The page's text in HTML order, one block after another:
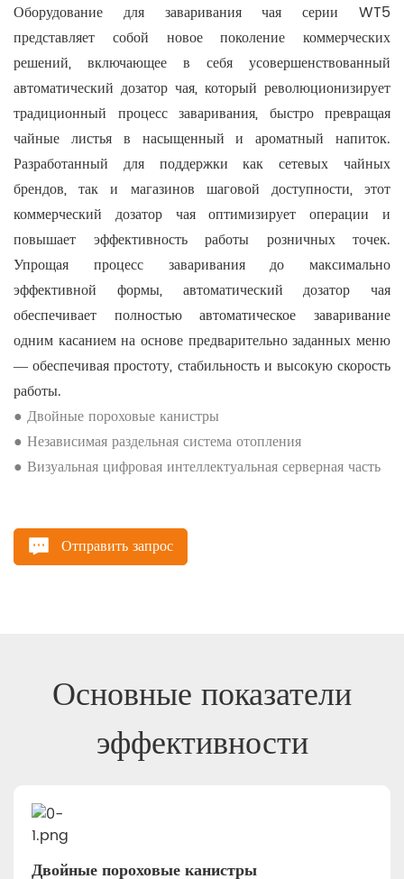
Оборудование для заваривания чая серии WT5
представляет собой новое поколение коммерческих
решений, включающее в себя усовершенствованный
автоматический дозатор чая, который революционизирует
традиционный процесс заваривания, быстро превращая
чайные листья в насыщенный и ароматный напиток.
Разработанный для поддержки как сетевых чайных
брендов, так и магазинов шаговой доступности, этот
коммерческий дозатор чая оптимизирует операции и
повышает эффективность работы розничных точек.
Упрощая процесс заваривания до максимально
эффективной формы, автоматический дозатор чая
обеспечивает полностью автоматическое заваривание
одним касанием на основе предварительно заданных меню
— обеспечивая простоту, стабильность и высокую скорость
работы.
● Двойные пороховые канистры
● Независимая раздельная система отопления
● Визуальная цифровая интеллектуальная серверная часть
Отправить запрос
Основные показатели
эффективности
Двойные пороховые канистры